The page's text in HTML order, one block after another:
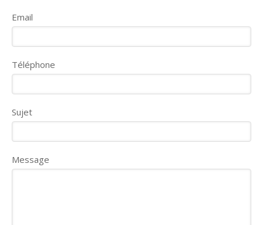
Email
Téléphone
Sujet
Message